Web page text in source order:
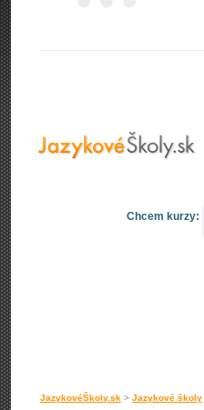
Chcem kurzy:
JazykovéŠkoly.sk > Jazykové školy